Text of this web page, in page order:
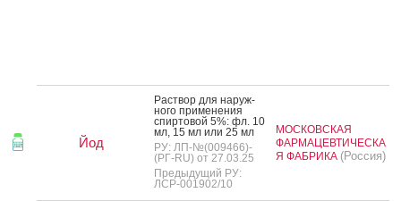
Йод
Рас­твор для на­руж­
но­го при­мене­ния
спир­то­вой 5%: фл. 10
мл, 15 мл или 25 мл
РУ: ЛП-№(009466)-
(РГ-RU) от 27.03.25
Предыдущий РУ:
ЛСР-001902/10
МОСКОВСКАЯ
ФАРМАЦЕВТИЧЕСКА
Я ФАБРИКА (Россия)